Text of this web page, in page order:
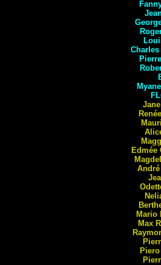
Charles
Pierre
Myane
Jane
Renée
Edmée
André
Mario
Max
Piero